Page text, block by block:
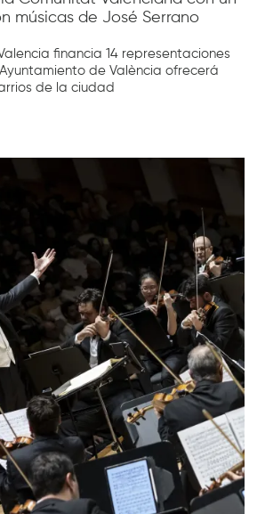
músicas de José Serrano
financia 14 representaciones
de València ofrecerá
de la ciudad